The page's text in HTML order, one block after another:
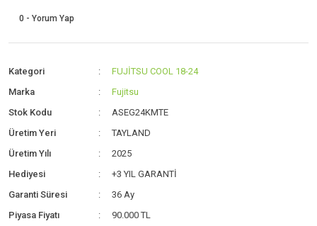
0 - Yorum Yap
Kategori
FUJİTSU COOL 18-24
Marka
Fujitsu
Stok Kodu
ASEG24KMTE
Üretim Yeri
TAYLAND
Üretim Yılı
2025
Hediyesi
+3 YIL GARANTİ
Garanti Süresi
36 Ay
Piyasa Fiyatı
90.000 TL